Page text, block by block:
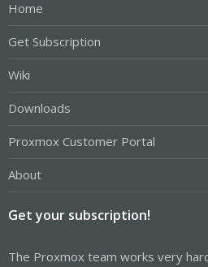
Home
Get Subscription
Wiki
Downloads
Proxmox Customer Portal
About
Get your subscription!
The Proxmox team works very